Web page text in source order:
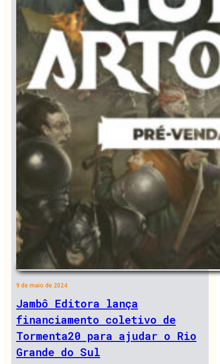
9 de maio de 2024
Jambô Editora lança
financiamento coletivo de
Tormenta20 para ajudar o Rio
Grande do Sul